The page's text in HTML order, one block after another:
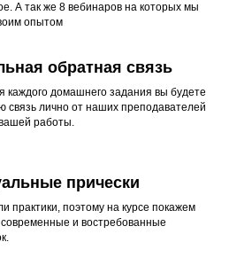
А так же 8 вебинаров на которых мы
опытом
обратная связь
каждого домашнего задания вы будете
связь лично от наших преподавателей
работы.
прически
практики, поэтому на курсе покажем
и востребованные